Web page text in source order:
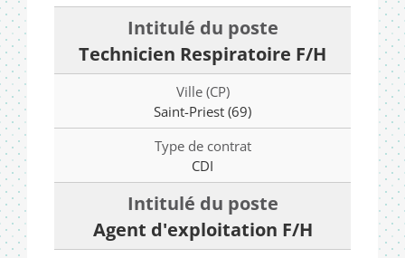
Technicien Respiratoire F/H
Saint-Priest (69)
CDI
Agent d'exploitation F/H